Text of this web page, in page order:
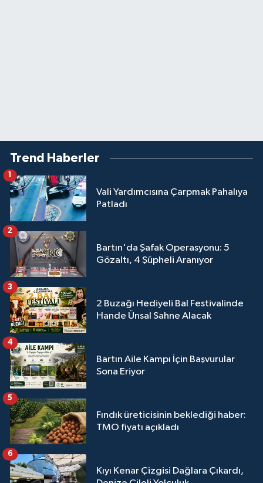
Trend Haberler
Vali Yardımcısına Çarpmak Pahalıya
Patladı
1
Bartın'da Şafak Operasyonu: 5
Gözaltı, 4 Şüpheli Aranıyor
2
2 Buzağı Hediyeli Bal Festivalinde
Hande Ünsal Sahne Alacak
3
Bartın Aile Kampı İçin Başvurular
Sona Eriyor
4
Fındık üreticisinin beklediği haber:
TMO fiyatı açıkladı
5
Kıyı Kenar Çizgisi Dağlara Çıkardı,
6